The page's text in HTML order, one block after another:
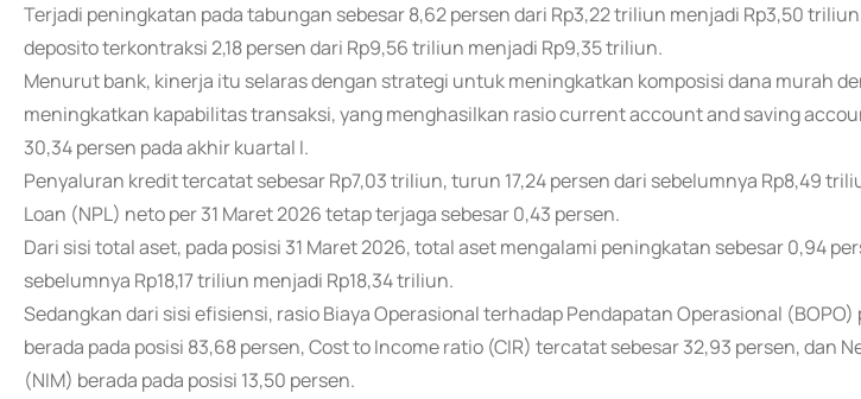
Terjadi peningkatan pada tabungan sebesar 8,62 persen dari Rp3,22 triliun menjadi Rp3,50
deposito terkontraksi 2,18 persen dari Rp9,56 triliun menjadi Rp9,35 triliun.
Menurut bank, kinerja itu selaras dengan strategi untuk meningkatkan komposisi dana murah
meningkatkan kapabilitas transaksi, yang menghasilkan rasio current account and saving
30,34 persen pada akhir kuartal I.
Penyaluran kredit tercatat sebesar Rp7,03 triliun, turun 17,24 persen dari sebelumnya Rp8,49
Loan (NPL) neto per 31 Maret 2026 tetap terjaga sebesar 0,43 persen.
Dari sisi total aset, pada posisi 31 Maret 2026, total aset mengalami peningkatan sebesar 0,94
sebelumnya Rp18,17 triliun menjadi Rp18,34 triliun.
Sedangkan dari sisi efisiensi, rasio Biaya Operasional terhadap Pendapatan Operasional (BOPO)
berada pada posisi 83,68 persen, Cost to Income ratio (CIR) tercatat sebesar 32,93 persen, dan
(NIM) berada pada posisi 13,50 persen.